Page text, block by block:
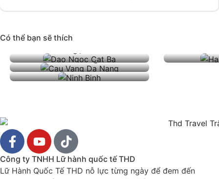
Hạ Long
Có thể bạn sẽ thích
Đà Nẵng
Ninh Bình
Công ty TNHH Lữ hành quốc tế THD
Lữ Hành Quốc Tế THD nỗ lực từng ngày để đem đến